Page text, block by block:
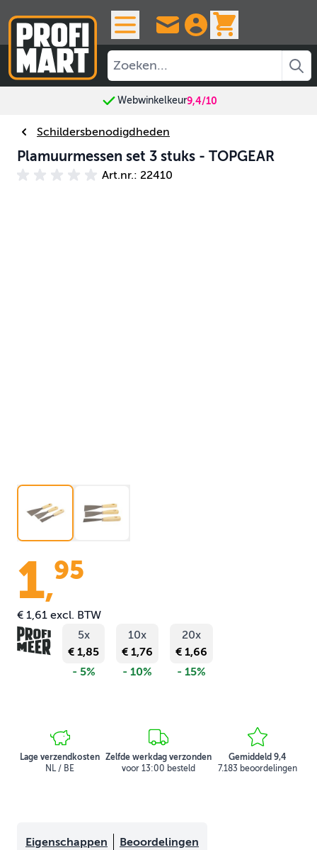
Webwinkelkeur9,4/10
Schildersbenodigdheden
Plamuurmessen set 3 stuks - TOPGEAR
Art.nr.: 22410
1,95
€ 1,61 excl. BTW
5x
€ 1,85
- 5%
10x
€ 1,76
- 10%
20x
€ 1,66
- 15%
Lage verzendkosten
NL / BE
Zelfde werkdag verzonden
voor 13:00 besteld
Gemiddeld 9,4
7.183 beoordelingen
Eigenschappen Beoordelingen